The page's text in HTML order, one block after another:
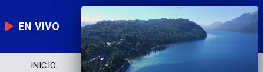
EN VIVO
INICIO NOTICIERO